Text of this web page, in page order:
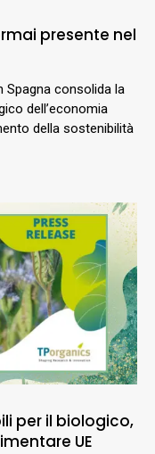
presente nel
Spagna consolida la
dell’economia
della sostenibilità
per il biologico,
UE